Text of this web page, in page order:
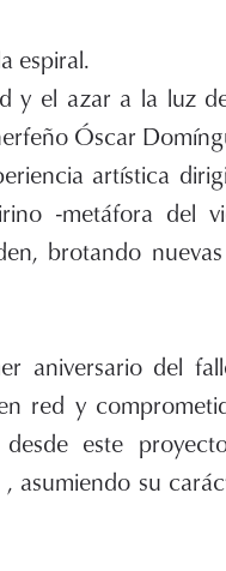
espiral.
y el azar a la luz
Óscar
artística
-metáfora del
brotando
aniversario del
red y
este
asumiendo su